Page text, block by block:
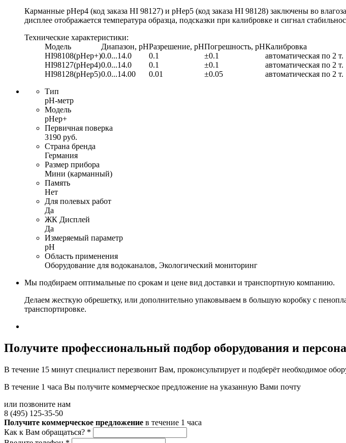
Карманные pHep4 (код заказа HI 98127) и pHep5 (код заказа HI 98128) заключены во
дисплее отображается температура образца, подсказки при калибровке и сигнал
Технические характеристики:
Модель
Диапазон, pHРазрешение, pHПогрешность, pHКалибровка
HI98108(pHep+)0.0...14.0 0.1 ±0.1
автоматическая по 2 т.
HI98127(pHep4)0.0...14.0 0.1 ±0.1
автоматическая по 2 т.
HI98128(pHep5)0.0...14.00 0.01 ±0.05
автоматическая по 2 т.
Тип
pH-метр
Модель
pHep+
Первичная поверка
3190 руб.
Страна бренда
Германия
Размер прибора
Мини (карманный)
Память
Нет
Для полевых работ
Да
ЖК Дисплей
Да
Измеряемый параметр
pH
Область применения
Оборудование для водоканалов, Экологический мониторинг
Мы подбираем оптимальные по срокам и цене вид доставки и транспортную компанию.
Делаем жесткую обрешетку, или дополнительно упаковываем в большую коробку с
транспортировке.
Получите профессиональный подбор оборудования и
В течение 15 минут специалист перезвонит Вам, проконсультирует и подберёт необходимое
В течение 1 часа Вы получите коммерческое предложение на указанную Вами почту
или позвоните нам
8 (495) 125-35-50
Получите коммерческое предложение в течение 1 часа
Как к Вам обращаться? *